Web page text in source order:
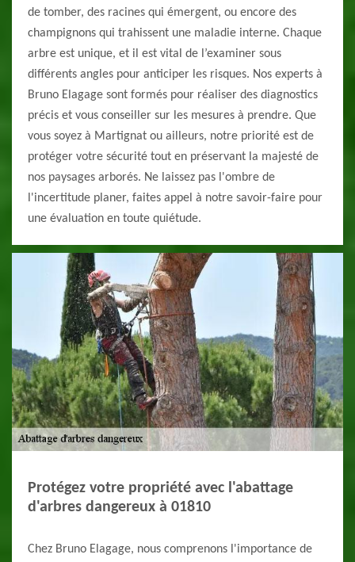
de tomber, des racines qui émergent, ou encore des
champignons qui trahissent une maladie interne. Chaque
arbre est unique, et il est vital de l’examiner sous
différents angles pour anticiper les risques. Nos experts à
Bruno Elagage sont formés pour réaliser des diagnostics
précis et vous conseiller sur les mesures à prendre. Que
vous soyez à Martignat ou ailleurs, notre priorité est de
protéger votre sécurité tout en préservant la majesté de
nos paysages arborés. Ne laissez pas l'ombre de
l'incertitude planer, faites appel à notre savoir-faire pour
une évaluation en toute quiétude.
Protégez votre propriété avec l'abattage
d'arbres dangereux à 01810
Chez Bruno Elagage, nous comprenons l'importance de